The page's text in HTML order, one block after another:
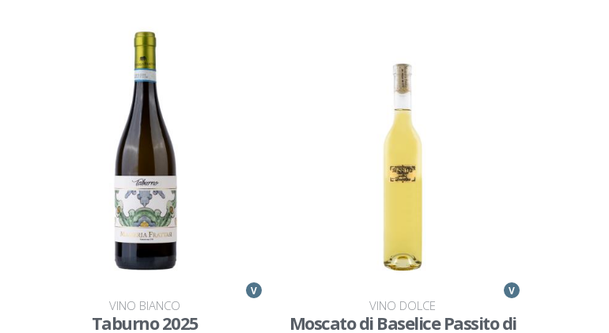
V
VINO BIANCO
Taburno 2025
V
VINO DOLCE
Moscato di Baselice Passito di